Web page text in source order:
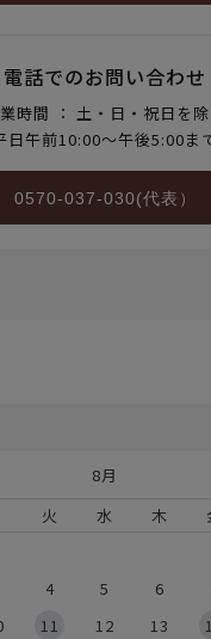
電話でのお問い合わせ
時間 ： 土・日・祝日を除
日午前10:00～午後5:00ま
0570-037-030(代表）
8月
火 水 木
4 5 6
11 12 13